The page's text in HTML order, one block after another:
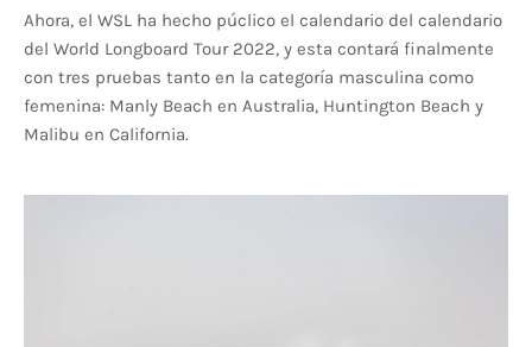
Ahora, el WSL ha hecho púclico el calendario del calendario
del World Longboard Tour 2022, y esta contará finalmente
con tres pruebas tanto en la categoría masculina como
femenina: Manly Beach en Australia, Huntington Beach y
Malibu en California.